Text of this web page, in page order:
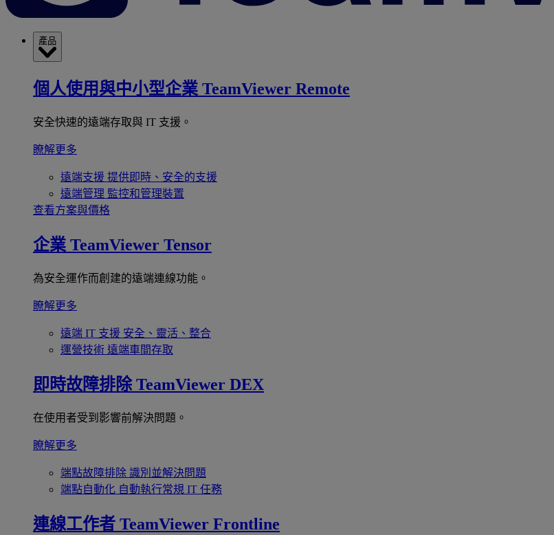
產品
個人使用與中小型企業 TeamViewer Remote
安全快速的遠端存取與 IT 支援。
瞭解更多
遠端支援 提供即時、安全的支援
遠端管理 監控和管理裝置
查看方案與價格
企業 TeamViewer Tensor
為安全運作而創建的遠端連線功能。
瞭解更多
遠端 IT 支援 安全、靈活、整合
運營技術 遠端車間存取
即時故障排除 TeamViewer DEX
在使用者受到影響前解決問題。
瞭解更多
端點故障排除 識別並解決問題
端點自動化 自動執行常規 IT 任務
連線工作者 TeamViewer Frontline